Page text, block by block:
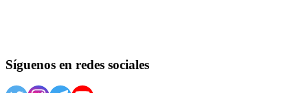
Síguenos en redes sociales